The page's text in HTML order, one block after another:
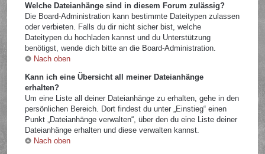
Welche Dateianhänge sind in diesem Forum zulässig?
Die Board-Administration kann bestimmte Dateitypen zulassen
oder verbieten. Falls du dir nicht sicher bist, welche
Dateitypen du hochladen kannst und du Unterstützung
benötigst, wende dich bitte an die Board-Administration.
Nach oben
Kann ich eine Übersicht all meiner Dateianhänge
erhalten?
Um eine Liste all deiner Dateianhänge zu erhalten, gehe in den
persönlichen Bereich. Dort findest du unter „Einstieg“ einen
Punkt „Dateianhänge verwalten“, über den du eine Liste deiner
Dateianhänge erhalten und diese verwalten kannst.
Nach oben